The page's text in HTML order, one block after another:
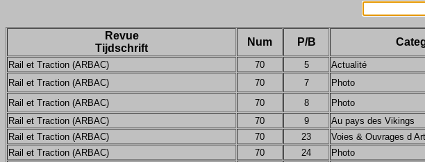
Revue
Tijdschrift
Num P/B
Rail et Traction (ARBAC) 70 5 Actualité
Rail et Traction (ARBAC)
70 7 Photo
Rail et Traction (ARBAC)
70 8 Photo
Rail et Traction (ARBAC)
70 9 Au pays des Vikings
Rail et Traction (ARBAC)
70 23 Voies & Ouvrages d Art
Rail et Traction (ARBAC)
70 24 Photo